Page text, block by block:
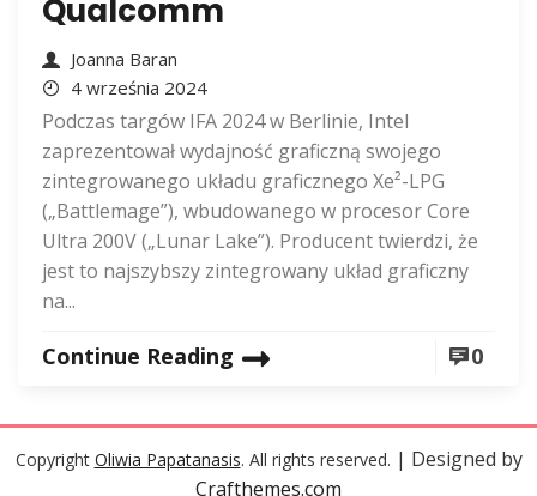
Qualcomm
Joanna Baran
4 września 2024
Podczas targów IFA 2024 w Berlinie, Intel
zaprezentował wydajność graficzną swojego
zintegrowanego układu graficznego Xe²-LPG
(„Battlemage”), wbudowanego w procesor Core
Ultra 200V („Lunar Lake”). Producent twierdzi, że
jest to najszybszy zintegrowany układ graficzny
na...
Continue Reading 0
Copyright Oliwia Papatanasis. All rights reserved. | Designed by
Crafthemes.com